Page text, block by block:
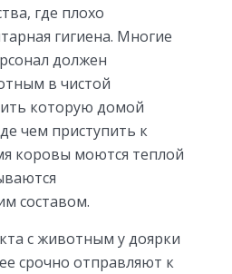
где плохо
гигиена. Многие
должен
в чистой
которую домой
чем приступить к
коровы моются теплой
составом.
с животным у доярки
срочно отправляют к